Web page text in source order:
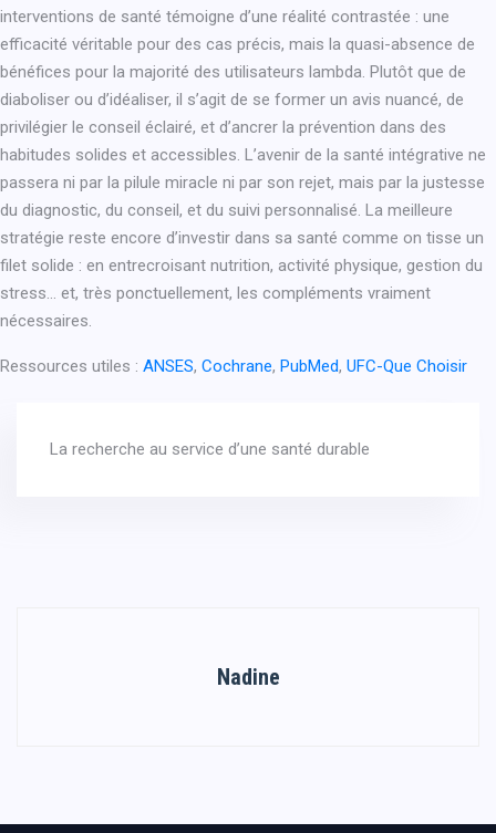
interventions de santé témoigne d’une réalité contrastée : une
efficacité véritable pour des cas précis, mais la quasi-absence de
bénéfices pour la majorité des utilisateurs lambda. Plutôt que de
diaboliser ou d’idéaliser, il s’agit de se former un avis nuancé, de
privilégier le conseil éclairé, et d’ancrer la prévention dans des
habitudes solides et accessibles. L’avenir de la santé intégrative ne
passera ni par la pilule miracle ni par son rejet, mais par la justesse
du diagnostic, du conseil, et du suivi personnalisé. La meilleure
stratégie reste encore d’investir dans sa santé comme on tisse un
filet solide : en entrecroisant nutrition, activité physique, gestion du
stress… et, très ponctuellement, les compléments vraiment
nécessaires.
Ressources utiles : ANSES, Cochrane, PubMed, UFC-Que Choisir
La recherche au service d’une santé durable
Nadine